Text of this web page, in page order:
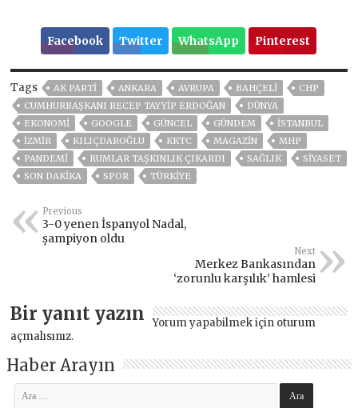
Facebook Twitter WhatsApp Pinterest
Tags AK PARTİ ANKARA AVRUPA BAHÇELİ
CHP
CUMHURBAŞKANI RECEP TAYYIP ERDOĞAN
DÜNYA
EKONOMİ
GOOGLE GÜNCEL GÜNDEM
ISTANBUL
İZMIR
KILIÇDAROĞLU KKTC MAGAZİN
MHP
PANDEMİ
RUMLAR TAŞKINLIK ÇIKARDI SAĞLIK
SİYASET
SON DAKIKA
SPOR TÜRKİYE
Previous
3-0 yenen İspanyol Nadal,
şampiyon oldu
Next
Merkez Bankasından
‘zorunlu karşılık’ hamlesi
Bir yanıt yazın Yorum yapabilmek için oturum
açmalısınız.
Haber Arayın